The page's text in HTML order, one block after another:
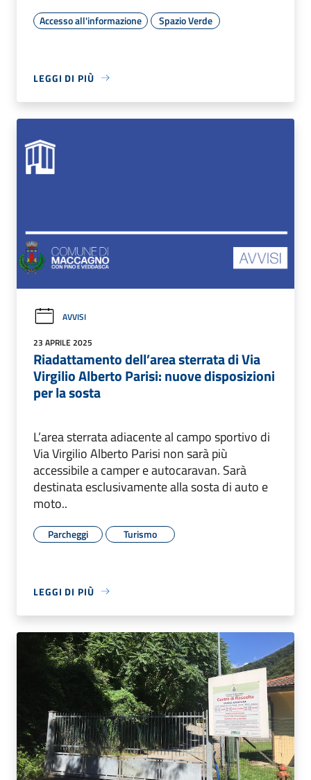
Accesso all'informazione Spazio Verde
LEGGI DI PIÙ
AVVISI
23 APRILE 2025
Riadattamento dell’area sterrata di Via
Virgilio Alberto Parisi: nuove disposizioni
per la sosta
L’area sterrata adiacente al campo sportivo di
Via Virgilio Alberto Parisi non sarà più
accessibile a camper e autocaravan. Sarà
destinata esclusivamente alla sosta di auto e
moto..
Parcheggi Turismo
LEGGI DI PIÙ